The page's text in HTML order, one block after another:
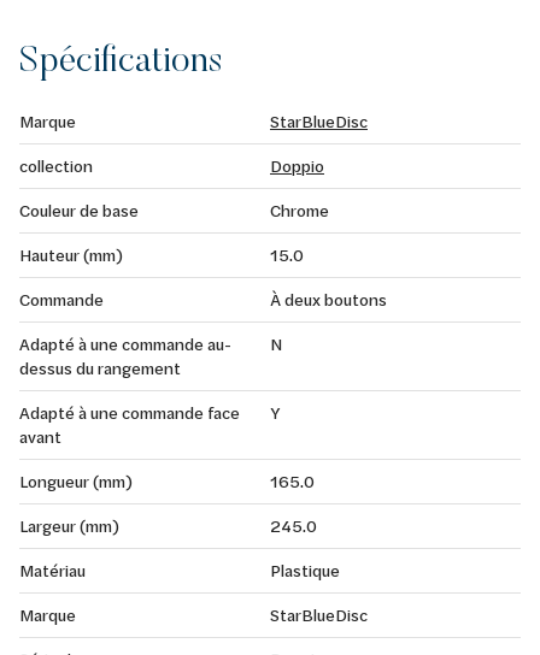
Spécifications
Marque
StarBlueDisc
collection
Doppio
Couleur de base
Chrome
Hauteur (mm)
15.0
Commande
À deux boutons
Adapté à une commande au-
dessus du rangement
N
Adapté à une commande face
avant
Y
Longueur (mm)
165.0
Largeur (mm)
245.0
Matériau
Plastique
Marque
StarBlueDisc